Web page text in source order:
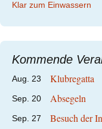
Klar zum Einwassern
Kommende
Aug. 23 Klubregatta
Sep. 20 Absegeln
Sep. 27 Besuch der